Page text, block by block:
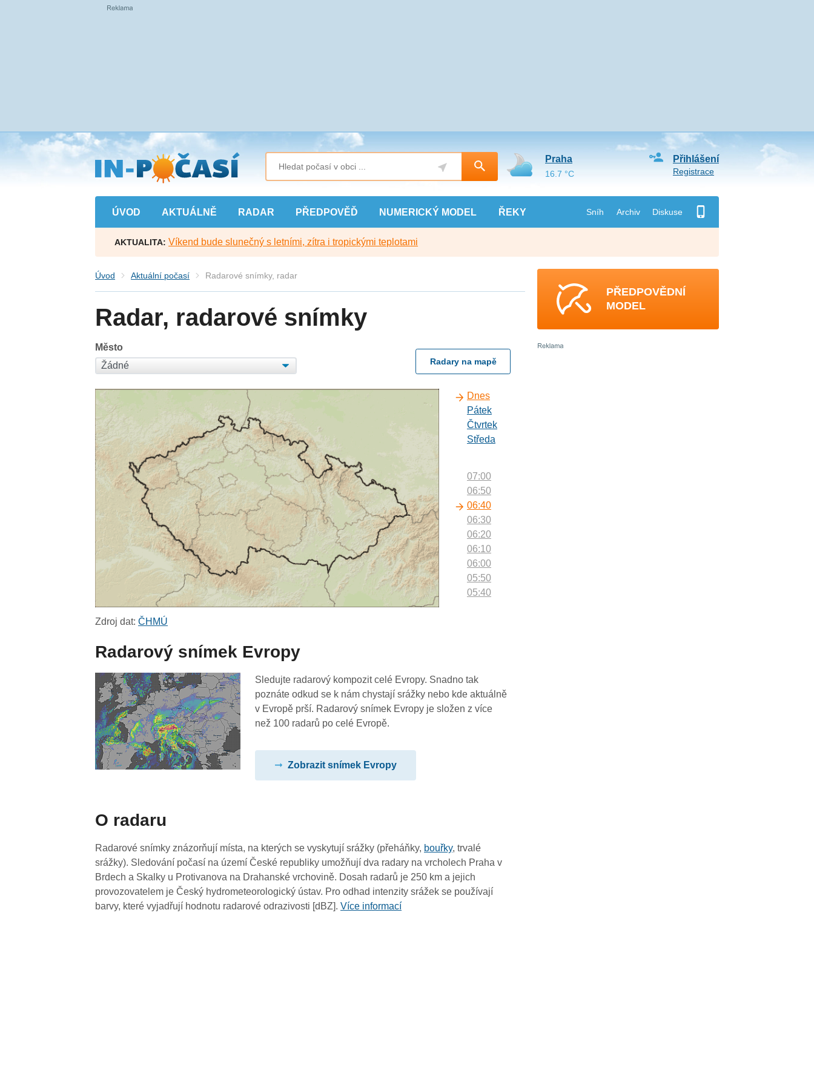
Přejít
na
hlavní
obsah
ÚVOD AKTUÁLNĚ RADAR PŘEDPOVĚĎ NUMERICKÝ MODEL ŘEKY Sníh Archiv Diskuse
Přihlášení
Registrace
Praha
16.7 °C
AKTUALITA: Víkend bude slunečný s letními, zítra i tropickými teplotami
Úvod Aktuální počasí Radarové snímky, radar
Radar, radarové snímky
Město
Radary na mapě
Dnes
Pátek
Čtvrtek
Středa
07:00
06:50
06:40
06:30
06:20
06:10
06:00
05:50
05:40
04:40
04:30
04:20
02:40
02:30
02:20
02:10
Zdroj dat:ČHMÚ
Radarový snímek Evropy
Sledujte radarový kompozit celé Evropy. Snadno tak
poznáte odkud se k nám chystají srážky nebo kde aktuálně
v Evropě prší. Radarový snímek Evropy je složen z více
než 100 radarů po celé Evropě.
Zobrazit snímek Evropy
O radaru
Radarové snímky znázorňují místa, na kterých se vyskytují srážky (přeháňky, bouřky, trvalé
srážky). Sledování počasí na území České republiky umožňují dva radary na vrcholech Praha v
Brdech a Skalky u Protivanova na Drahanské vrchovině. Dosah radarů je 250 km a jejich
provozovatelem je Český hydrometeorologický ústav. Pro odhad intenzity srážek se používají
barvy, které vyjadřují hodnotu radarové odrazivosti [dBZ].Více informací
PŘEDPOVĚDNÍ
MODEL